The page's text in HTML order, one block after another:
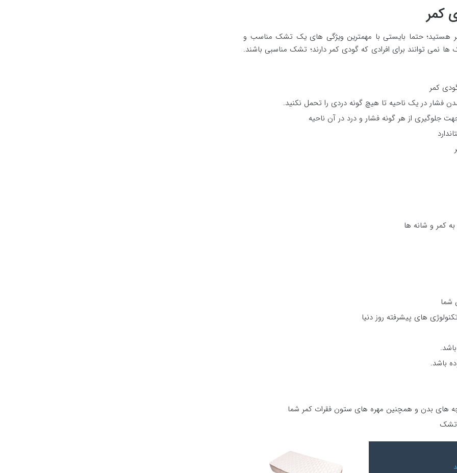
کمر
هستید؛ حتما بایستی با مهمترین ویژگی های یک تشک مناسب و
نمی توانند برای افرادی که گودی کمر دارند؛ تشک مناسبی باشند.
کمر
فشار در یک ناحیه تا هیچ گونه دردی را تحمل نکنید.
از هر گونه فشار و درد در آن ناحیه
کمر و شانه ها
شما
های پیشرفته روز دنیا
باشد.
های بدن و همچنین مهره های ستون فقرات کمر شما
تشک